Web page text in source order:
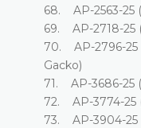
68. AP-2563-25
69. AP-2718-
70. AP-2796-25
Gacko)
71. AP-3686-
72. AP-3774-
73. AP-3904-